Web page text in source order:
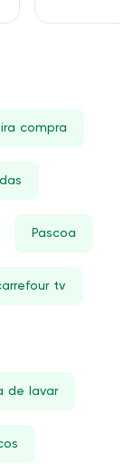
compra
Pascoa
tv
de lavar